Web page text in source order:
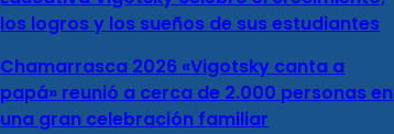
los logros y los sueños de sus estudiantes
Chamarrasca 2026 «Vigotsky canta a
papá» reunió a cerca de 2.000 personas en
una gran celebración familiar